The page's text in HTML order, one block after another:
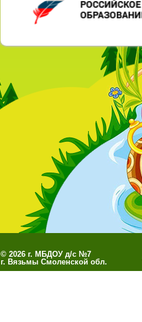
© 2026 г. МБДОУ д/с №7
г. Вязьмы Смоленской обл.